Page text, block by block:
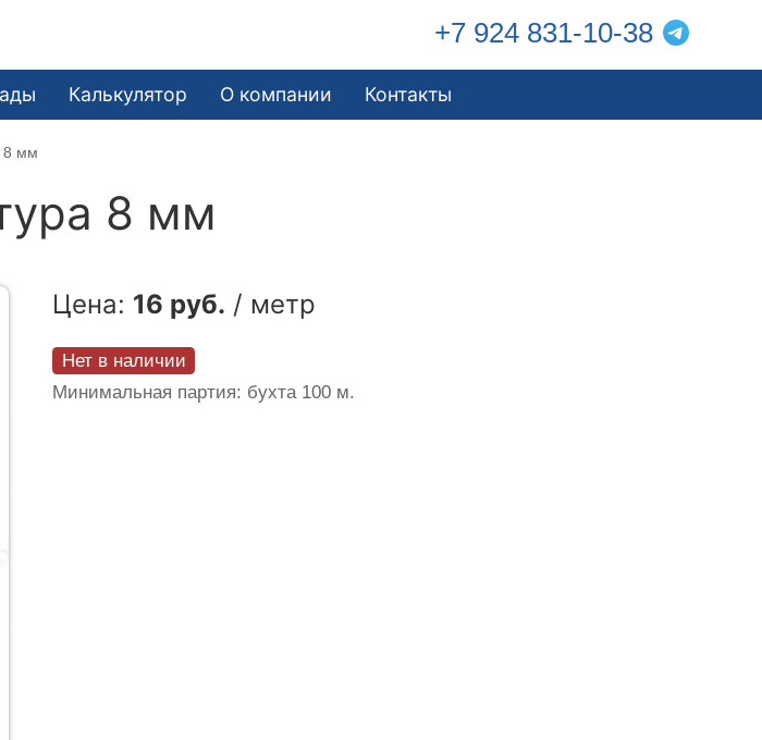
+7 924 831-10-38
Калькулятор О компании Контакты
8 мм
8 мм
Цена: 16 руб. / метр
Нет в наличии
Минимальная партия: бухта 100 м.